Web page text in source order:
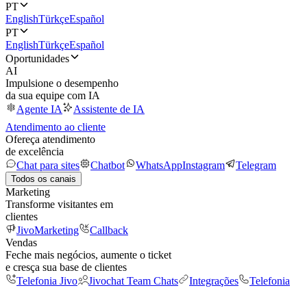
PT
EnglishTürkçeEspañol
PT
EnglishTürkçeEspañol
Oportunidades
AI
Impulsione o desempenho
da sua equipe com IA
Agente IA
Assistente de IA
Atendimento ao cliente
Ofereça atendimento
de excelência
Chat para sites
Chatbot WhatsAppInstagram Telegram
Todos os canais
Marketing
Transforme visitantes em
clientes
JivoMarketing
Callback
Vendas
Feche mais negócios, aumente o ticket
e cresça sua base de clientes
Telefonia Jivo
Jivochat Team Chats Integrações
Telefonia